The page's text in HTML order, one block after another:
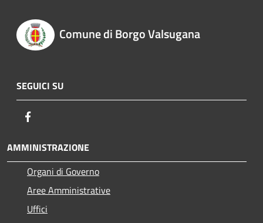
Comune di Borgo Valsugana
SEGUICI SU
AMMINISTRAZIONE
Organi di Governo
Aree Amministrative
Uffici